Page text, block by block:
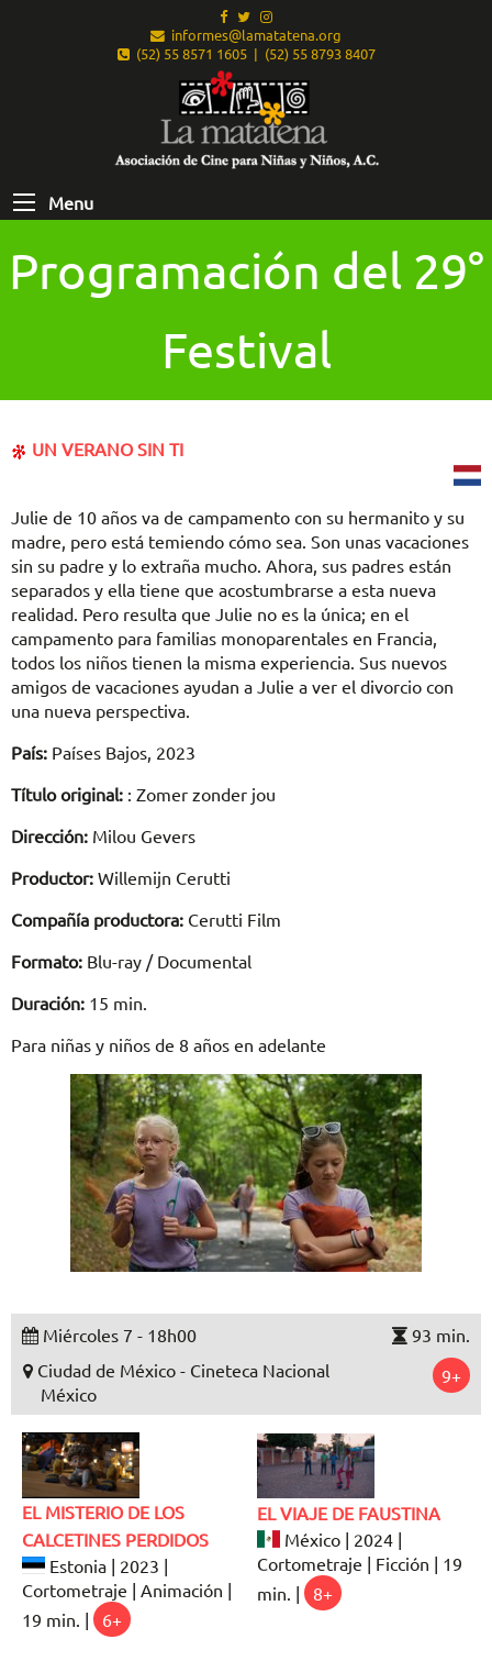
informes@lamatatena.org
(52) 55 8571 1605 | (52) 55 8793 8407
Menu
Programación del 29°
Festival
UN VERANO SIN TI
Julie de 10 años va de campamento con su hermanito y su
madre, pero está temiendo cómo sea. Son unas vacaciones
sin su padre y lo extraña mucho. Ahora, sus padres están
separados y ella tiene que acostumbrarse a esta nueva
realidad. Pero resulta que Julie no es la única; en el
campamento para familias monoparentales en Francia,
todos los niños tienen la misma experiencia. Sus nuevos
amigos de vacaciones ayudan a Julie a ver el divorcio con
una nueva perspectiva.
País: Países Bajos, 2023
Título original: : Zomer zonder jou
Dirección: Milou Gevers
Productor: Willemijn Cerutti
Compañía productora: Cerutti Film
Formato: Blu-ray / Documental
Duración: 15 min.
Para niñas y niños de 8 años en adelante
Miércoles 7 - 18h00
93 min.
Ciudad de México - Cineteca Nacional
México
9+
EL MISTERIO DE LOS
CALCETINES PERDIDOS
Estonia | 2023 |
Cortometraje | Animación |
19 min. |
6+
EL VIAJE DE FAUSTINA
México | 2024 |
Cortometraje | Ficción | 19
min. |
8+